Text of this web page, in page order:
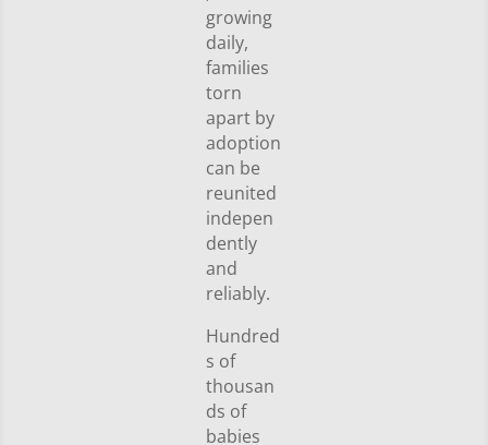
growing
daily,
families
torn
apart by
adoption
can be
reunited
indepen
dently
and
reliably.
Hundred
s of
thousan
ds of
babies